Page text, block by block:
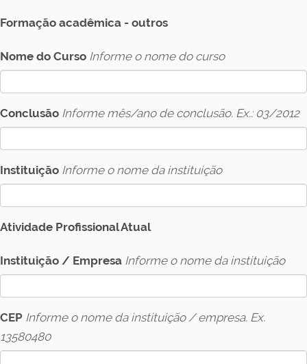
Formação acadêmica - outros
Nome do Curso Informe o nome do curso
Conclusão Informe mês/ano de conclusão. Ex.: 03/2012
Instituição Informe o nome da instituição
Atividade Profissional Atual
Instituição / Empresa Informe o nome da instituição
CEP Informe o nome da instituição / empresa. Ex.
13580480